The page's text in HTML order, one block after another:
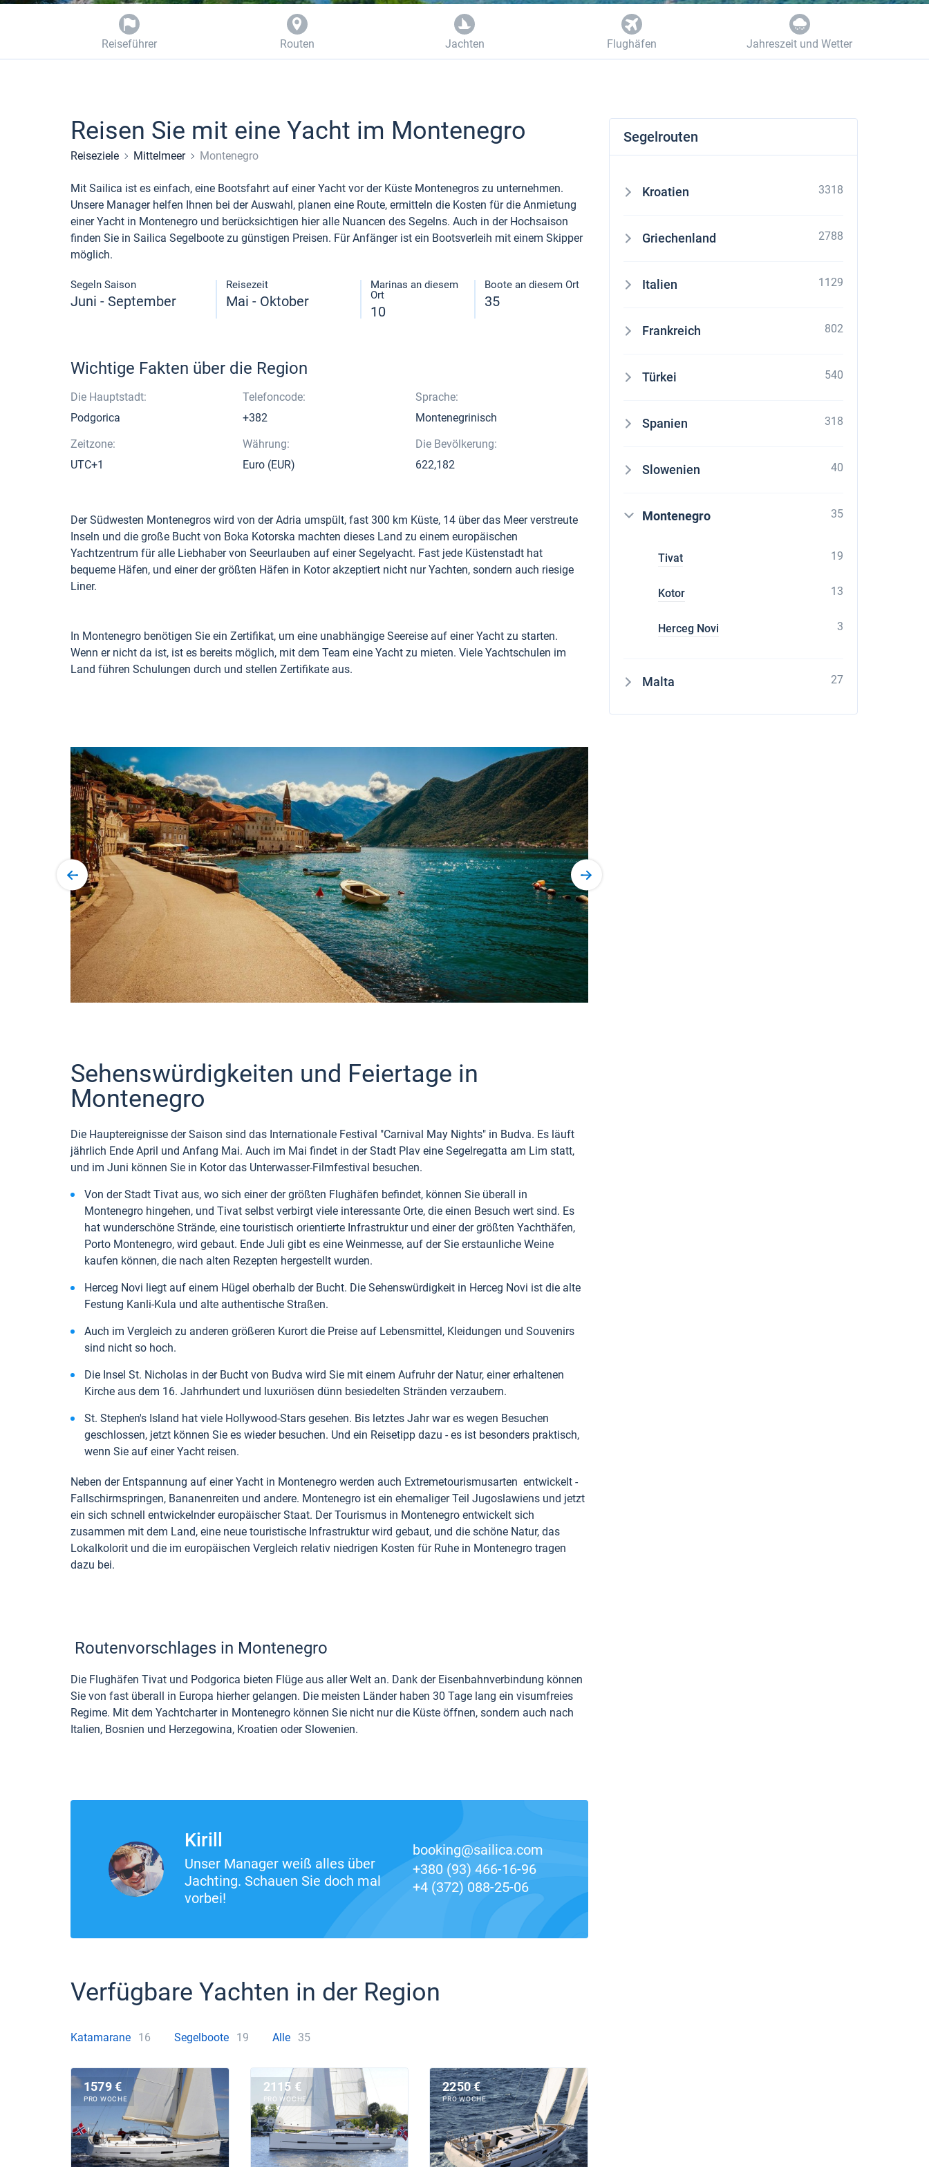
Reiseführer Routen Jachten Flughäfen Jahreszeit und Wetter
Reisen Sie mit eine Yacht im Montenegro
Reiseziele Mittelmeer Montenegro
Mit Sailica ist es einfach, eine Bootsfahrt auf einer Yacht vor der Küste Montenegros zu unternehmen.
Unsere Manager helfen Ihnen bei der Auswahl, planen eine Route, ermitteln die Kosten für die Anmietung
einer Yacht in Montenegro und berücksichtigen hier alle Nuancen des Segelns. Auch in der Hochsaison
finden Sie in Sailica Segelboote zu günstigen Preisen. Für Anfänger ist ein Bootsverleih mit einem Skipper
möglich.
Segeln Saison
Juni - September
Reisezeit
Mai - Oktober
Marinas an diesem
Ort
10
Boote an diesem Ort
35
Wichtige Fakten über die Region
Die Hauptstadt:
Podgorica
Telefoncode:
+382
Sprache:
Montenegrinisch
Zeitzone:
UTC+1
Währung:
Euro (EUR)
Die Bevölkerung:
622,182
Der Südwesten Montenegros wird von der Adria umspült, fast 300 km Küste, 14 über das Meer verstreute
Inseln und die große Bucht von Boka Kotorska machten dieses Land zu einem europäischen
Yachtzentrum für alle Liebhaber von Seeurlauben auf einer Segelyacht. Fast jede Küstenstadt hat
bequeme Häfen, und einer der größten Häfen in Kotor akzeptiert nicht nur Yachten, sondern auch riesige
Liner.
In Montenegro benötigen Sie ein Zertifikat, um eine unabhängige Seereise auf einer Yacht zu starten.
Wenn er nicht da ist, ist es bereits möglich, mit dem Team eine Yacht zu mieten. Viele Yachtschulen im
Land führen Schulungen durch und stellen Zertifikate aus.
Sehenswürdigkeiten und Feiertage in
Montenegro
Die Hauptereignisse der Saison sind das Internationale Festival "Carnival May Nights" in Budva. Es läuft
jährlich Ende April und Anfang Mai. Auch im Mai findet in der Stadt Plav eine Segelregatta am Lim statt,
und im Juni können Sie in Kotor das Unterwasser-Filmfestival besuchen.
Von der Stadt Tivat aus, wo sich einer der größten Flughäfen befindet, können Sie überall in
Montenegro hingehen, und Tivat selbst verbirgt viele interessante Orte, die einen Besuch wert sind. Es
hat wunderschöne Strände, eine touristisch orientierte Infrastruktur und einer der größten Yachthäfen,
Porto Montenegro, wird gebaut. Ende Juli gibt es eine Weinmesse, auf der Sie erstaunliche Weine
kaufen können, die nach alten Rezepten hergestellt wurden.
Herceg Novi liegt auf einem Hügel oberhalb der Bucht. Die Sehenswürdigkeit in Herceg Novi ist die alte
Festung Kanli-Kula und alte authentische Straßen.
Auch im Vergleich zu anderen größeren Kurort die Preise auf Lebensmittel, Kleidungen und Souvenirs
sind nicht so hoch.
Die Insel St. Nicholas in der Bucht von Budva wird Sie mit einem Aufruhr der Natur, einer erhaltenen
Kirche aus dem 16. Jahrhundert und luxuriösen dünn besiedelten Stränden verzaubern.
St. Stephen's Island hat viele Hollywood-Stars gesehen. Bis letztes Jahr war es wegen Besuchen
geschlossen, jetzt können Sie es wieder besuchen. Und ein Reisetipp dazu - es ist besonders praktisch,
wenn Sie auf einer Yacht reisen.
Neben der Entspannung auf einer Yacht in Montenegro werden auch Extremetourismusarten entwickelt -
Fallschirmspringen, Bananenreiten und andere. Montenegro ist ein ehemaliger Teil Jugoslawiens und jetzt
ein sich schnell entwickelnder europäischer Staat. Der Tourismus in Montenegro entwickelt sich
zusammen mit dem Land, eine neue touristische Infrastruktur wird gebaut, und die schöne Natur, das
Lokalkolorit und die im europäischen Vergleich relativ niedrigen Kosten für Ruhe in Montenegro tragen
dazu bei.
Routenvorschlages in Montenegro
Die Flughäfen Tivat und Podgorica bieten Flüge aus aller Welt an. Dank der Eisenbahnverbindung können
Sie von fast überall in Europa hierher gelangen. Die meisten Länder haben 30 Tage lang ein visumfreies
Regime. Mit dem Yachtcharter in Montenegro können Sie nicht nur die Küste öffnen, sondern auch nach
Italien, Bosnien und Herzegowina, Kroatien oder Slowenien.
Kirill
Unser Manager weiß alles über
Jachting. Schauen Sie doch mal
vorbei!
booking@sailica.com
+380 (93) 466-16-96
+4 (372) 088-25-06
Verfügbare Yachten in der Region
Katamarane 16 Segelboote 19 Alle 35
1579 €
PRO WOCHE
2115 €
PRO WOCHE
2250 €
PRO WOCHE
Segelrouten
Kroatien 3318
Griechenland 2788
Italien 1129
Frankreich 802
Türkei 540
Spanien 318
Slowenien 40
Montenegro 35
Tivat 19
Kotor 13
Herceg Novi 3
Malta 27